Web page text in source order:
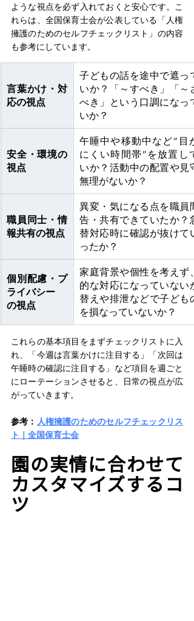
ような視点を必ず入れておくと安心です。こ
れらは、全国保育士会が公表している「人権
擁護のためのセルフチェックリスト」の内容
も参考にしています。
言葉かけ・対
応の視点
子どもの話を途中で遮っ
いか？「～すべき」「～
べき」という口調になっ
いか？
安全・環境の
視点
午睡中や移動中など“目
にくい時間帯”を放置し
いか？活動中の配置や見
無理がないか？
職員同士・情
報共有の視点
異変・気になる点を職員
告・共有できていたか？
替対応時に確認が抜けて
ったか？
個別配慮・プ
ライバシー
の視点
家庭背景や個性を考えず
的な対応になっていない
替えや排泄などで子ども
を損なっていないか？
これらの基本項目をまずチェックリストに入
れ、「今週は言葉かけに注目する」「次回は
午睡時の確認に注目する」など項目を週ごと
にローテーションさせると、日常の視点が広
がっていきます。
参考： 人権擁護のためのセルフチェックリス
ト｜全国保育士会
園の実情に合わせて
カスタマイズするコ
ツ